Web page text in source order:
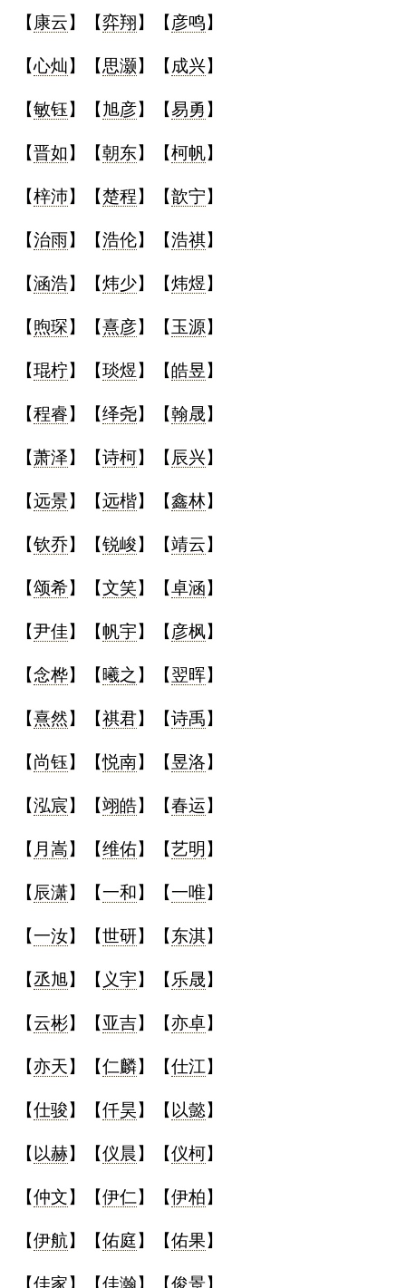
【 康云】【弈翔】【 彦鸣】
【心灿】【思灏】【 成兴】
【敏钰】【旭彦】【易勇 】
【晋如 】【朝东】【柯帆】
【梓沛】【楚程】【歆宁】
【治雨】【浩伦】【浩祺】
【涵浩】【炜少】【炜煜】
【煦琛】【熹彦】【玉源】
【琨柠】【琰煜】【皓昱】
【程睿】【绎尧】【翰晟】
【萧泽】【诗柯】【 辰兴】
【远景】【远楷】【鑫林】
【钦乔】【锐峻】【靖云】
【颂希】【文笑】【卓涵】
【尹佳】【帆宇】【 彦枫】
【念桦】【 曦之 】【翌晖】
【熹然】【祺君】【诗禹】
【尚钰】【悦南】【昱洛】
【泓宸】【翊皓】【春运】
【 月嵩】【维佑】【艺明 】
【 辰潇】【一和】【一唯】
【一汝】【世研】【东淇】
【丞旭】【 义宇】【 乐晟】
【云彬】【亚吉】【亦卓】
【亦天】【仁麟】【仕江】
【仕骏】【仟昊】【 以懿】
【 以赫】【仪晨】【仪柯】
【仲文】【伊仁】【伊柏】
【伊航】【佑庭】【佑果】
【佳家】【佳瀚】【俊景】